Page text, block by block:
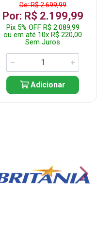
De: R$ 2.699,99
Por: R$ 2.199,99
Pix 5% OFF R$ 2.089,99
ou em até 10x R$ 220,00
Sem Juros
Adicionar